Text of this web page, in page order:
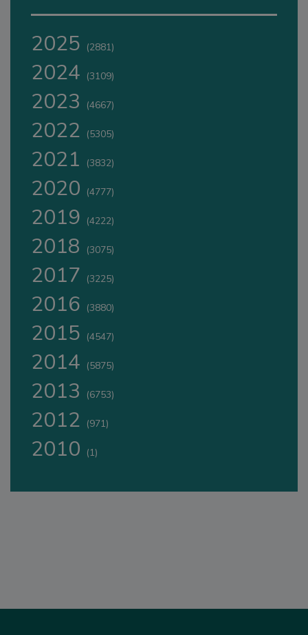
2025 (2881)
2024 (3109)
2023 (4667)
2022 (5305)
2021 (3832)
2020 (4777)
2019 (4222)
2018 (3075)
2017 (3225)
2016 (3880)
2015 (4547)
2014 (5875)
2013 (6753)
2012 (971)
2010 (1)